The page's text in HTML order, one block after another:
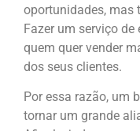
oportunidades, mas
Fazer um serviço
quem quer vender
dos seus clientes.
Por essa razão, um
tornar um grande